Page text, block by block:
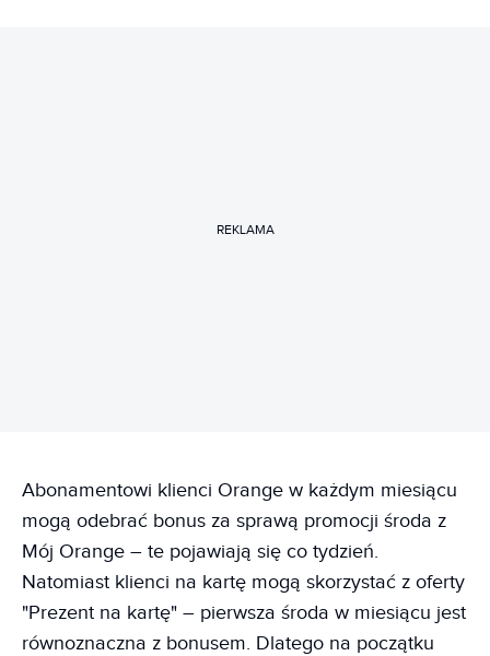
REKLAMA
Abonamentowi klienci Orange w każdym miesiącu
mogą odebrać bonus za sprawą promocji środa z
Mój Orange – te pojawiają się co tydzień.
Natomiast klienci na kartę mogą skorzystać z oferty
"Prezent na kartę" – pierwsza środa w miesiącu jest
równoznaczna z bonusem. Dlatego na początku